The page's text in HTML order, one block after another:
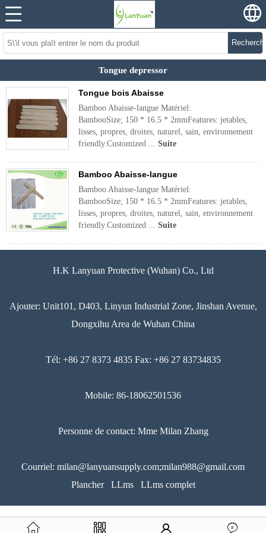
Tongue depressor
Tongue bois Abaisse
Bamboo Abaisse-langue Matériel:
BambooSize; 150 * 16.5 * 2mmFeatures: jetables,
lisses, propres, droites, naturel, sain, environnement
friendly.Customized ... Suite
Bamboo Abaisse-langue
Bamboo Abaisse-langue Matériel:
BambooSize; 150 * 16.5 * 2mmFeatures: jetables,
lisses, propres, droites, naturel, sain, environnement
friendly.Customized ... Suite
H.K Lanyuan Protective (Wuhan) Co., Ltd
Ajouter: Unit101, D403, Linyun Industrial Zone, Jinshan Avenue,
Dongxihu Area de Wuhan China
Tél: +86 27 8373 4835 Fax: +86 27 83734835
Mobile: 86-18062501536
Personne de contact: Mme Milan Zhang
Courriel: milan@lanyuansupply.com;milan988@gmail.com
Plancher
LLms LLms complet